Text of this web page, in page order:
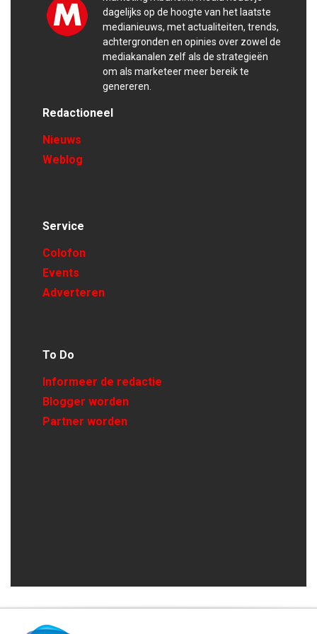
dagelijks op de hoogte van het laatste
medianieuws, met actualiteiten, trends,
achtergronden en opinies over zowel de
mediakanalen zelf als de strategieën
om als marketeer meer bereik te
genereren.
Redactioneel
Nieuws
Weblog
Service
Colofon
Events
Adverteren
To Do
Informeer de redactie
Blogger worden
Partner worden